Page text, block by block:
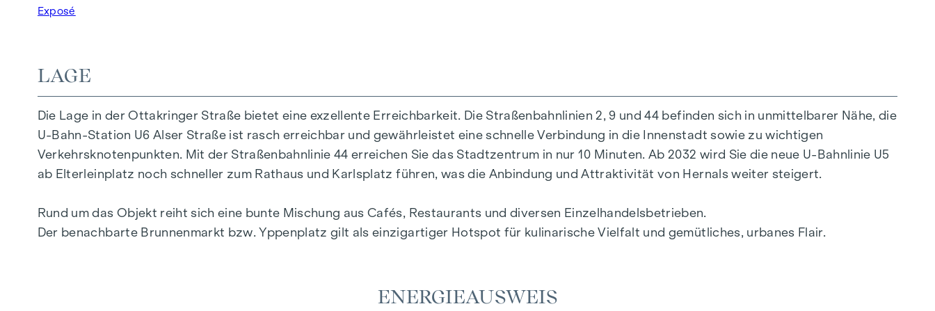
Die Fertigstellung des gesamten Gebäudes erfolgt noch im 2. Quartal 2026. Die Arbeiten an der Fassade sind in der finalen Phase und verleihen
Nebenkosten
Die Vertragserrichtung und Treuhandabwicklung ist gebunden an Tiefenthaler Gnesda Rechtsanwälte, Rockhgasse 6, 1010 Wien. Die Kosten
betragen 1,5 % des Kaufpreises zzgl. 20 % USt. sowie Barauslagen und Beglaubigung.
Der guten Ordnung halber halten wir fest, dass, sofern im Angebot nicht anders vermerkt, bei erfolgreichem Abschlussfall eine Provision anfällt,
die den in der Immobilienmaklerverordnung BGBI. 262 und 297/1996 festgelegten Sätzen entspricht – das sind 3 % des Kaufpreises zzgl. 20 %
wirtschaftliches Naheverhältnis zum Verkäufer. Wir weisen darauf hin, dass wir als Doppelmakler tätig sind.
Exposé
LAGE
Die Lage in der Ottakringer Straße bietet eine exzellente Erreichbarkeit. Die Straßenbahnlinien 2, 9 und 44 befinden sich in unmittelbarer Nähe, die
U-Bahn-Station U6 Alser Straße ist rasch erreichbar und gewährleistet eine schnelle Verbindung in die Innenstadt sowie zu wichtigen
Verkehrsknotenpunkten. Mit der Straßenbahnlinie 44 erreichen Sie das Stadtzentrum in nur 10 Minuten. Ab 2032 wird Sie die neue U-Bahnlinie U5
ab Elterleinplatz noch schneller zum Rathaus und Karlsplatz führen, was die Anbindung und Attraktivität von Hernals weiter steigert.
Rund um das Objekt reiht sich eine bunte Mischung aus Cafés, Restaurants und diversen Einzelhandelsbetrieben.
Der benachbarte Brunnenmarkt bzw. Yppenplatz gilt als einzigartiger Hotspot für kulinarische Vielfalt und gemütliches, urbanes Flair.
ENERGIEAUSWEIS